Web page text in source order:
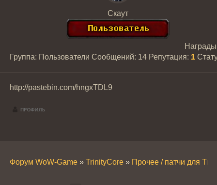
Скаут
Группа: Пользователи Сообщений: 14 Репутация: 1
http://pastebin.com/hngxTDL9
Форум WoW-Game » TrinityCore » Прочее / патчи для